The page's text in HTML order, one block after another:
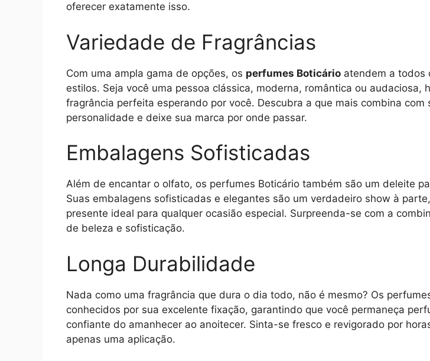
oferecer exatamente isso.
Variedade de Fragrâncias
Com uma ampla gama de opções, os perfumes Boticário atendem a todos
estilos. Seja você uma pessoa clássica, moderna, romântica ou audaciosa,
fragrância perfeita esperando por você. Descubra a que mais combina com
personalidade e deixe sua marca por onde passar.
Embalagens Sofisticadas
Além de encantar o olfato, os perfumes Boticário também são um deleite
Suas embalagens sofisticadas e elegantes são um verdadeiro show à
presente ideal para qualquer ocasião especial. Surpreenda-se com a
de beleza e sofisticação.
Longa Durabilidade
Nada como uma fragrância que dura o dia todo, não é mesmo? Os
conhecidos por sua excelente fixação, garantindo que você permaneça
confiante do amanhecer ao anoitecer. Sinta-se fresco e revigorado por
apenas uma aplicação.